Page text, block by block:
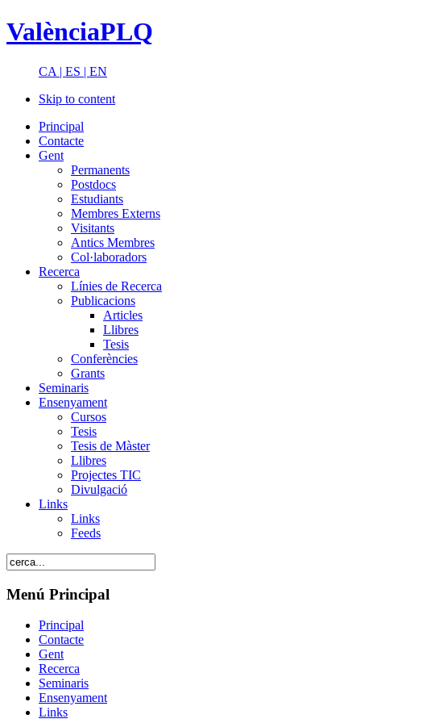
ValènciaPLQ
CA | ES | EN
Skip to content
Principal
Contacte
Gent
Permanents
Postdocs
Estudiants
Membres Externs
Visitants
Antics Membres
Col·laboradors
Recerca
Línies de Recerca
Publicacions
Articles
Llibres
Tesis
Conferències
Grants
Seminaris
Ensenyament
Cursos
Tesis
Tesis de Màster
Llibres
Projectes TIC
Divulgació
Links
Links
Feeds
Menú Principal
Principal
Contacte
Gent
Recerca
Seminaris
Ensenyament
Links